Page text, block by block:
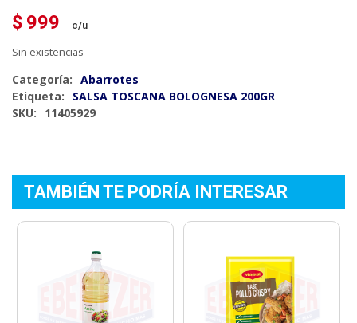
$ 999
Sin existencias
Categoría: Abarrotes
Etiqueta:
SALSA TOSCANA BOLOGNESA 200GR
SKU:
11405929
TAMBIÉN TE PODRÍA INTERESAR